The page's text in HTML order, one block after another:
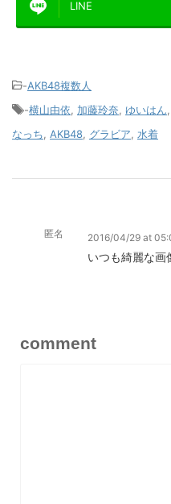
LINE
-AKB48複数人
-横山由依 加藤玲奈 ゆいはん
なっち
AKB48 グラビア 水着
匿名 2016/04/29 at
いつも綺麗な画
comment